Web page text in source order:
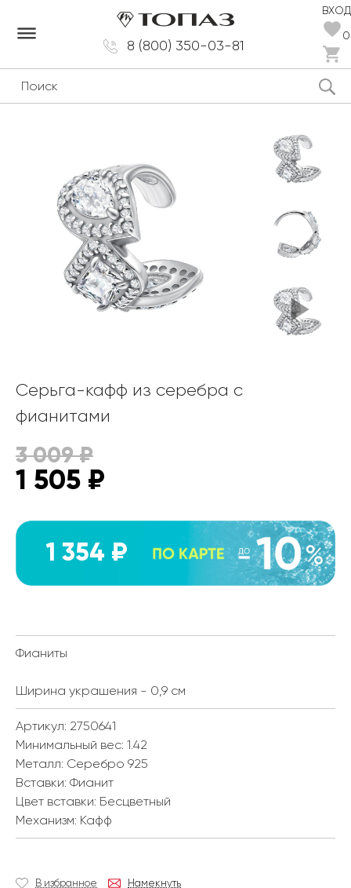
8 (800) 350-03-81
ВХОД
0
dehaze
Серьга-кафф из серебра с
фианитами
3 009₽
1 505 ₽
1 354 ₽
Фианиты
Ширина украшения - 0,9 см
Артикул: 2750641
Минимальный вес: 1.42
Металл: Серебро 925
Вставки: Фианит
Цвет вставки: Бесцветный
Механизм: Кафф
В избранное Намекнуть